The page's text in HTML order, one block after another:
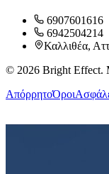
6907601616
6942504214
Καλλιθέα,
© 2026 Bright Effect.
ΑπόρρητοΌροι